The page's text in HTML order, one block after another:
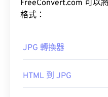
上使用。
WebP，WebP 是一種更
FreeConvert.com 可以將
格式：
JPG 轉換器
HTML 到 JPG